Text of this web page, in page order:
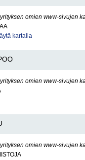
omien www-sivujen
kartalla
omien www-sivujen
omien www-sivujen